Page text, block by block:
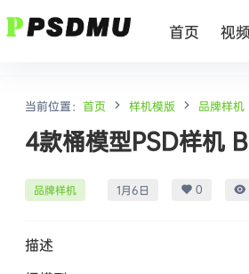
首页 视
当前位置： 首页 样机模版 品牌样机
4款桶模型PSD样机
品牌样机 1月6日 0
描述